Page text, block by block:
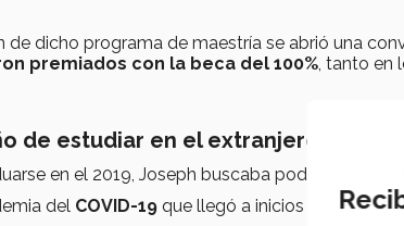
de dicho programa de maestría se abrió una
premiados con la beca del 100%, tanto en
de estudiar en el extranjero
en el 2019, Joseph buscaba poder estudiar
del COVID-19 que llegó a inicios del 2020,